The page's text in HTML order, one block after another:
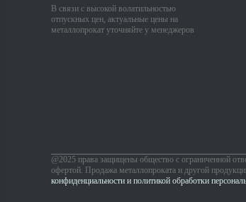
В связи с высокой волатильностью
отпускных цен, актуальные цены на
металлопрокат уточняйте у менеджеров
@2025 права защищены общество с ограниченной
офертой. Продажа металлопроката и другой
конфиденциальности и политикой обработки